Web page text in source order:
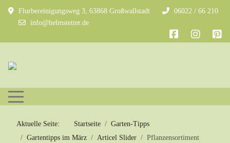
Flurbereinigungsweg 3, 63868 Großwallstadt
06022 / 66 210
info@helmstetter.de
Mobile Menu Toggle
Aktuelle Seite: Startseite
Garten-Tipps
Gartentipps im März
Articel Slider Pflanzensortiment